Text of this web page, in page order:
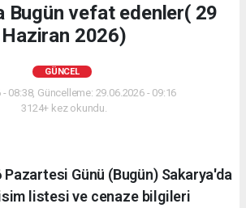
Bugün vefat edenler( 29
Haziran 2026)
GÜNCEL
- 08:38, Güncelleme: 29.06.2026 - 09:16
3124+ kez okundu.
Günü (Bugün) Sakarya'da
listesi ve cenaze bilgileri